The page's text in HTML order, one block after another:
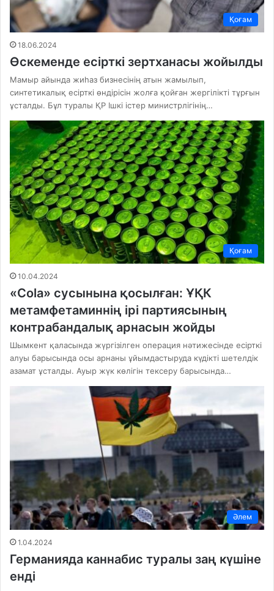
Қоғам
18.06.2024
Өскеменде есірткі зертханасы жойылды
Мамыр айында жиһаз бизнесінің атын жамылып,
синтетикалық есірткі өндірісін жолға қойған жергілікті тұрғын
ұсталды. Бұл туралы ҚР Ішкі істер министрлігінің…
Қоғам
10.04.2024
«Cola» сусынына қосылған: ҰҚК
метамфетаминнің ірі партиясының
контрабандалық арнасын жойды
Шымкент қаласында жүргізілген операция нәтижесінде есірткі
алуы барысында осы арнаны ұйымдастыруда күдікті шетелдік
азамат ұсталды. Ауыр жүк көлігін тексеру барысында…
Әлем
1.04.2024
Германияда каннабис туралы заң күшіне
енді